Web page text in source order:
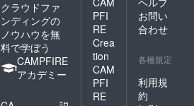
お名前
（ニッ
クネー
ム）を
くださ
考欄に
ニック
い。 ⑤
クラウ
ドファ
ンディ
定グッ
ウド
ファン
クラウドファ
ンディングの
ノウハウを無
料で学ぼう
CAMPFIRE
アカデミー
PFI
RE
Crea
tion
CAM
PFI
RE
お問い
合わせ
各種規定
利用規
約